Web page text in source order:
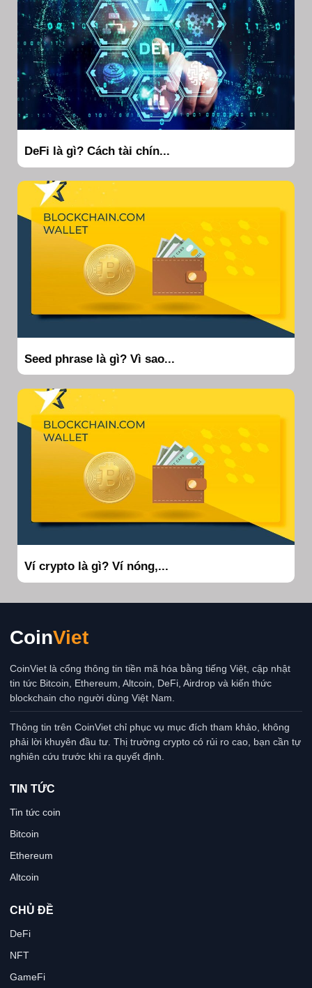
DeFi là gì? Cách tài chín...
Seed phrase là gì? Vì sao...
Ví crypto là gì? Ví nóng,...
CoinViet
CoinViet là cổng thông tin tiền mã hóa bằng tiếng Việt, cập nhật
tin tức Bitcoin, Ethereum, Altcoin, DeFi, Airdrop và kiến thức
blockchain cho người dùng Việt Nam.
Thông tin trên CoinViet chỉ phục vụ mục đích tham khảo, không
phải lời khuyên đầu tư. Thị trường crypto có rủi ro cao, bạn cần tự
nghiên cứu trước khi ra quyết định.
TIN TỨC
Tin tức coin
Bitcoin
Ethereum
Altcoin
CHỦ ĐỀ
DeFi
NFT
GameFi